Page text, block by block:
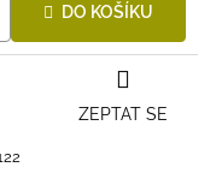
DO KOŠÍKU
ZEPTAT SE